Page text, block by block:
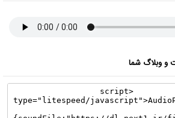
وبلاگ شما